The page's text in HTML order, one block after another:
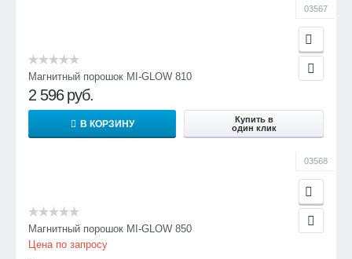
03567
Магнитный порошок MI-GLOW 810
2 596 руб.
В КОРЗИНУ
Купить в
один клик
03568
Магнитный порошок MI-GLOW 850
Цена по запросу